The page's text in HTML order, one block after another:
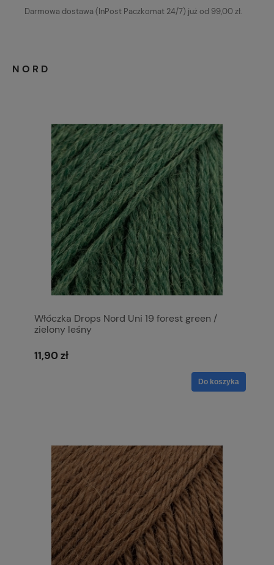
Darmowa dostawa (InPost Paczkomat 24/7) już od 99,00 zł.
NORD
Włóczka Drops Nord Uni 19 forest green /
zielony leśny
11,90 zł
Do koszyka